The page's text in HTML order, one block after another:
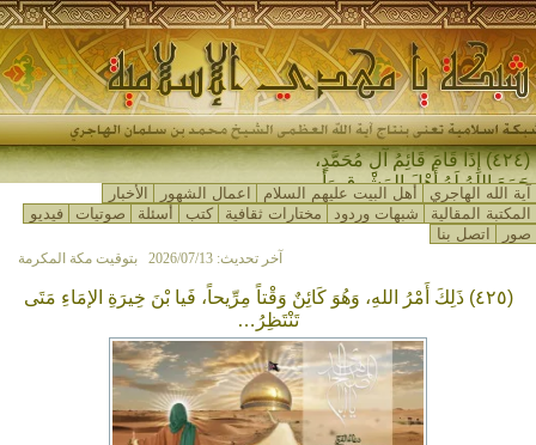
(٤٢٤) إِذَا قَامَ قَائِمُ آلِ مُحَمَّدٍ،
جَمَعَ اللهُ لَهُ أَهْلَ المَشْرِقِ وَأَهْلَ
المَغْ-
آية الله الهاجري أهل البيت عليهم السلام اعمال الشهور
الأخبار
المكتبة المقالية
شبهات وردود مختارات ثقافية كتب أسئلة صوتيات
فيديو
صور
اتصل بنا
آخر تحديث: 2026/07/13 بتوقيت مكة المكرمة
(٤٢٥) ذَلِكَ أَمْرُ اللهِ، وَهُوَ كَائِنٌ وَقْتاً مِرِّيحاً، فَيا بْنَ خِيرَةِ الإمَاءِ مَتَى
تَنْتَظِرُ…